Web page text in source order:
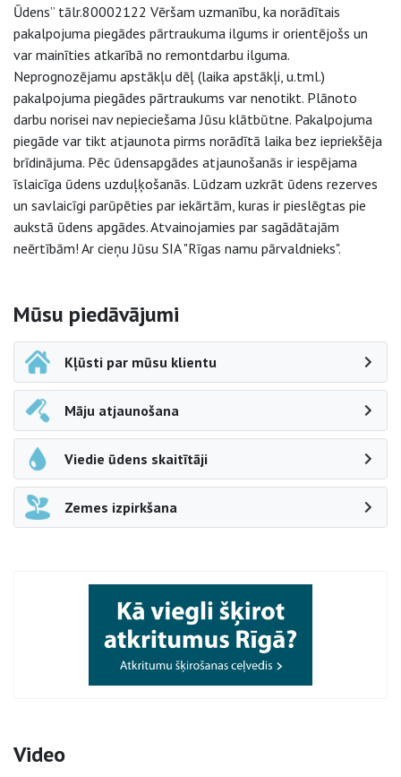
Ūdens” tālr.80002122 Vēršam uzmanību, ka norādītais
pakalpojuma piegādes pārtraukuma ilgums ir orientējošs un
var mainīties atkarībā no remontdarbu ilguma.
Neprognozējamu apstākļu dēļ (laika apstākļi, u.tml.)
pakalpojuma piegādes pārtraukums var nenotikt. Plānoto
darbu norisei nav nepieciešama Jūsu klātbūtne. Pakalpojuma
piegāde var tikt atjaunota pirms norādītā laika bez iepriekšēja
brīdinājuma. Pēc ūdensapgādes atjaunošanās ir iespējama
īslaicīga ūdens uzduļķošanās. Lūdzam uzkrāt ūdens rezerves
un savlaicīgi parūpēties par iekārtām, kuras ir pieslēgtas pie
aukstā ūdens apgādes. Atvainojamies par sagādātajām
neērtībām! Ar cieņu Jūsu SIA "Rīgas namu pārvaldnieks".
Sāna navigācija
Mūsu piedāvājumi
Kļūsti par mūsu klientu
Māju atjaunošana
Viedie ūdens skaitītāji
Zemes izpirkšana
Video